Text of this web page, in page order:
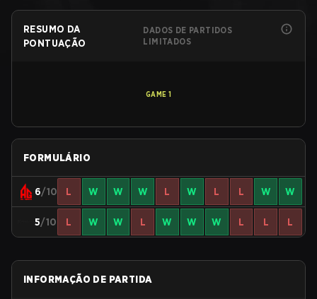
RESUMO DA
PONTUAÇÃO
DADOS DE PARTIDOS
LIMITADOS
GAME 1
FORMULÁRIO
6/10 L W W W L W L L W W
5/10 L W W L W W W L L L
INFORMAÇÃO DE PARTIDA